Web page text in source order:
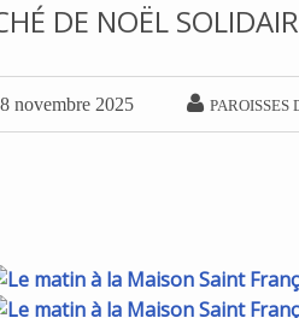
DE NOËL
novembre 2025  PAROISSES